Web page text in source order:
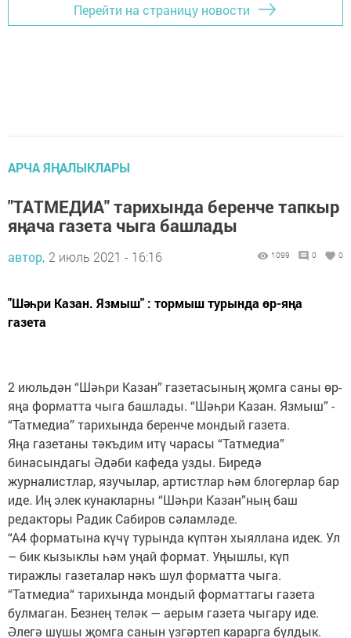
Перейти на страницу новости
АРЧА ЯҢАЛЫКЛАРЫ
"ТАТМЕДИА" тарихында беренче тапкыр
яңача газета чыга башлады
автор, 2 июль 2021 - 16:16 1099 0 0
"Шәһри Казан. Язмыш" : тормыш турында өр-яңа
газета
2 июльдән “Шәһри Казан” газетасының җомга саны өр-
яңа форматта чыга башлады. “Шәһри Казан. Язмыш” -
“Татмедиа” тарихында беренче мондый газета.
Яңа газетаны тәкъдим итү чарасы “Татмедиа”
бинасындагы Әдәби кафеда узды. Биредә
журналистлар, язучылар, артистлар һәм блогерлар бар
иде. Иң элек кунакларны “Шәһри Казан”ның баш
редакторы Радик Сабиров сәламләде.
“А4 форматына күчү турында күптән хыяллана идек. Ул
– бик кызыклы һәм уңай формат. Уңышлы, күп
тиражлы газеталар нәкъ шул форматта чыга.
“Татмедиа“ тарихында мондый форматтагы газета
булмаган. Безнең теләк — аерым газета чыгару иде.
Әлегә шушы җомга санын үзгәртеп карарга булдык.